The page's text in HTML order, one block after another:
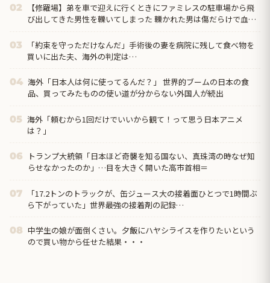
02
【修羅場】弟を車で迎えに行くときにファミレスの駐車場から飛
び出してきた男性を轢いてしまった 轢かれた男は傷だらけで血ま
03
「約束を守っただけなんだ」手術後の妻を病院に残して食べ物を
買いに出た夫、海外の判定は…
04 海外「日本人は何に使ってるんだ？」 世界的ブームの日本の食
品、買ってみたものの使い道が分からない外国人が続出
05 海外「頼むから1回だけでいいから観て！って思う日本アニメ
は？」
06
トランプ大統領「日本ほど奇襲を知る国ない、真珠湾の時なぜ知
らせなかったのか」…目を大きく開いた高市首相＝
07
「17.2トンのトラックが、缶ジュース大の接着面ひとつで1時間ぶ
ら下がっていた」世界最強の接着剤の記録…
08 中学生の娘が面倒くさい。夕飯にハヤシライスを作りたいという
ので買い物から任せた結果・・・